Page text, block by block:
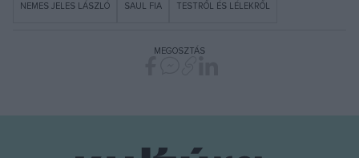
NEMES JELES LÁSZLÓ SAUL FIA TESTRŐL ÉS LÉLEKRŐL
MEGOSZTÁS